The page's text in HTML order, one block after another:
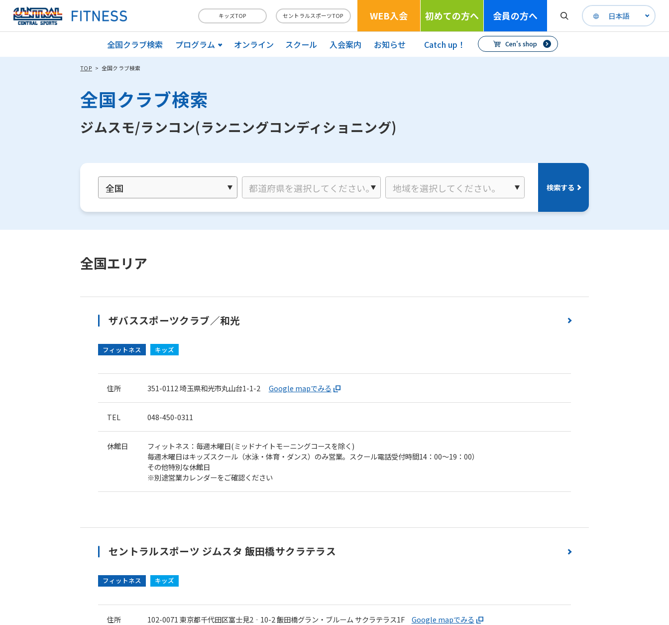
キッズTOP セントラルスポーツTOP WEB入会 初めての方へ 会員の方へ 日本語
全国クラブ検索 プログラム オンライン スクール 入会案内 お知らせ Catch up！ Cen's shop
TOP 全国クラブ検索
全国クラブ検索
ジムスモ/ランコン(ランニングコンディショニング)
検索する
全国エリア
ザバススポーツクラブ／和光
フィットネス キッズ
住所 351-0112埼玉県和光市丸山台1-1-2 Google mapでみる
TEL 048-450-0311
休館日
フィットネス：毎週木曜日(ミッドナイトモーニングコースを除く)
毎週木曜日はキッズスクール（水泳・体育・ダンス）のみ営業。スクール電話受付時間14：00～19：00）
その他特別な休館日
※別途営業カレンダーをご確認ください
セントラルスポーツ ジムスタ 飯田橋サクラテラス
フィットネス キッズ
住所 102-0071 東京都千代田区富士見2‐10-2飯田橋グラン・ブルーム サクラテラス1F Google mapでみる
For foreigners